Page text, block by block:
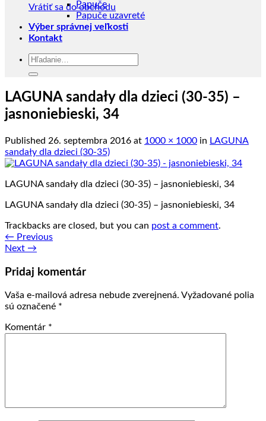
Vrátiť sa do obchodu
Papuče
Papuče uzavreté
Výber správnej veľkosti
Kontakt
Hľadať:
LAGUNA sandały dla dzieci (30-35) –
jasnoniebieski, 34
Published 26. septembra 2016 at 1000 × 1000 in LAGUNA
sandały dla dzieci (30-35)
LAGUNA sandały dla dzieci (30-35) – jasnoniebieski, 34
LAGUNA sandały dla dzieci (30-35) – jasnoniebieski, 34
Trackbacks are closed, but you can post a comment.
← Previous
Next →
Pridaj komentár
Vaša e-mailová adresa nebude zverejnená. Vyžadované polia
sú označené *
Komentár *